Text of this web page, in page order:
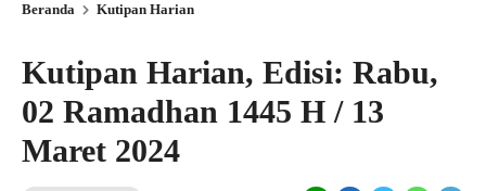
Beranda Kutipan Harian
Kutipan Harian, Edisi: Rabu,
02 Ramadhan 1445 H / 13
Maret 2024